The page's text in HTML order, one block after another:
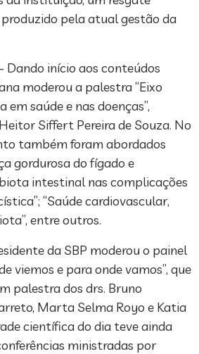
pela atual gestão da
Dando início aos conteúdos
moderou a palestra “Eixo
saúde e nas doenças”,
Siffert Pereira de Souza. No
também foram abordados
gordurosa do fígado e
intestinal nas complicações
“Saúde cardiovascular,
entre outros.
da SBP moderou o painel
viemos e para onde vamos”, que
palestra dos drs. Bruno
Marta Selma Royo e Katia
científica do dia teve ainda
ministradas por